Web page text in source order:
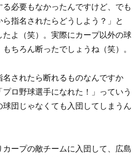
必要もなかったんですけど、でも
ら指名されたらどうしよう？」と
よ（笑）。実際にカープ以外の球
ちろん断ったでしょうね（笑）。
されたら断れるものなんですか
ロ野球選手になれた！」っていう
団じゃなくても入団してしまうん
ープの敵チームに入団して、広島